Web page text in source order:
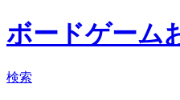
ボードゲーム
検索